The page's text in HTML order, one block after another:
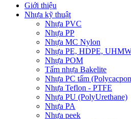
Giới thiệu
Nhựa kỹ thuật
Nhựa PVC
Nhựa PP
Nhựa MC Nylon
Nhựa PE, HDPE,
Nhựa POM
Tấm nhựa Bakelite
Nhựa PC tấm
Nhựa Teflon - PTFE
Nhựa PU (PolyUrethane)
Nhựa PA
Nhựa peek